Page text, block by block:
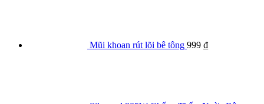
Mũi khoan rút lõi bê tông 999 ₫